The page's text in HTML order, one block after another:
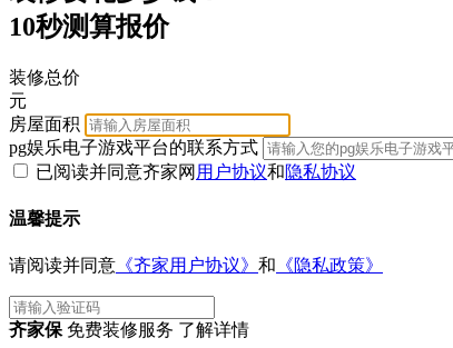
10秒测算报价
装修总价
元
房屋面积
pg娱乐电子游戏平台的联系方式
已阅读并同意齐家网 用户协议和隐私协议
温馨提示
请阅读并同意 《齐家用户协议》 和 《隐私政策》
齐家保 免费装修服务 了解详情